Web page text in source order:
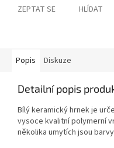
ZEPTAT SE HLÍDAT
Popis Diskuze
Detailní popis
Bílý keramický hrnek je
vysoce kvalitní polymerní
několika umytích jsou